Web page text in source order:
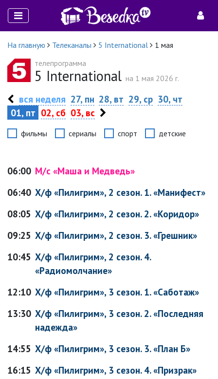
На главную Телеканалы 5 International
1 мая
телепрограмма
5 International на 1 мая 2026 г.
вся неделя 27, пн 28, вт 29, ср 30, чт
01, пт 02, сб 03, вс
фильмы сериалы спорт детские
06:00 М/с «Маша и Медведь»
06:40 Х/ф «Пилигрим», 2 сезон. 1. «Манифест»
08:05 Х/ф «Пилигрим», 2 сезон. 2. «Коридор»
09:25 Х/ф «Пилигрим», 2 сезон. 3. «Грешник»
10:45 Х/ф «Пилигрим», 2 сезон. 4.
«Радиомолчание»
12:10 Х/ф «Пилигрим», 3 сезон. 1. «Саботаж»
13:30 Х/ф «Пилигрим», 3 сезон. 2. «Последняя
надежда»
14:55 Х/ф «Пилигрим», 3 сезон. 3. «План Б»
16:15 Х/ф «Пилигрим», 3 сезон. 4. «Призрак»